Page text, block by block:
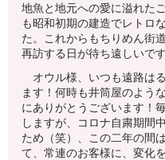
地魚と地元への愛に溢れた
も昭和初期の建造でレトロ
た。これからもちりめん街
再訪する日が待ち遠しいです
オウル様、いつも遠路は
ます！何時も井筒屋のよう
にありがとうございます！
しますが、コロナ自粛期間
ため（笑）、この二年の間
て、常連のお客様に、変化